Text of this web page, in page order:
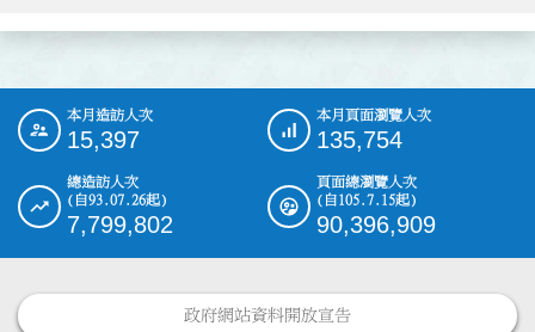
::: 本月造訪人次
15,397
本月頁面瀏覽人次
135,754
總造訪人次
(自93.07.26起)
7,799,802
頁面總瀏覽人次
(自105.7.15起)
90,396,909
政府網站資料開放宣告